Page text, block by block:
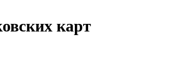
карт